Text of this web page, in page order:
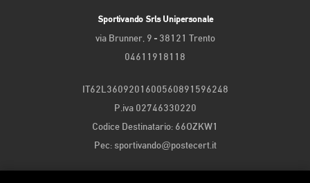
Sportivando Srls Unipersonale
via Brunner, 9 - 38121 Trento
04611918118
IT62L3609201600560891596248
P.iva 02746330220
Codice Destinatario: 66OZKW1
Pec: sportivando@postecert.it